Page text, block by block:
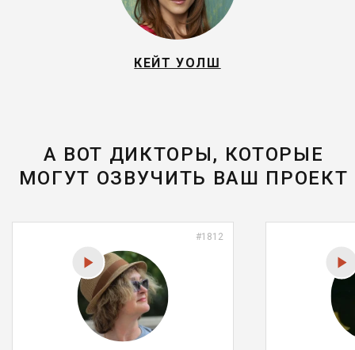
КЕЙТ УОЛШ
А ВОТ ДИКТОРЫ, КОТОРЫЕ
МОГУТ ОЗВУЧИТЬ ВАШ ПРОЕКТ
#1812